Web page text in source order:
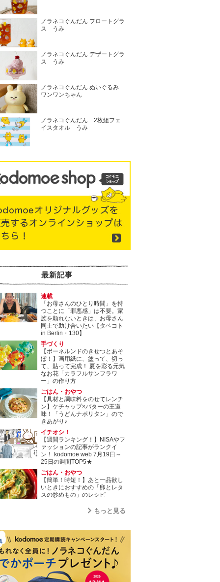
ノラネコぐんだん フロートグラ
ス うみ
ノラネコぐんだん デザートグラ
ス うみ
ノラネコぐんだん ぬいぐるみ
ワンワンちゃん
ノラネコぐんだん 2枚組フェ
イスタオル うみ
最新記事
連載
「お母さんのひとり時間」を持
つことに「罪悪感」は不要。家
族を頼れないときは、お母さん
同士で助け合いたい【タベコト
in Berlin・130】
手づくり
【ボーネルンドのきせつとあそ
ぼ！】画用紙に、塗って、切っ
て、貼って完成！ 夏を彩る元気
なお花「カラフルサンフラワ
ー」の作り方
ごはん・おやつ
【具材と調味料をのせてレンチ
ン】ケチャップ×バターの王道
味！「うどんナポリタン」ので
きあがり♪
イチオシ！
【週間ランキング！】NISAやフ
ァッションの記事がランクイ
ン！ kodomoe web 7月19日～
25日の週間TOP5★
ごはん・おやつ
【簡単！時短！】あと一品欲し
いときにおすすめの「卵とレタ
スの炒めもの」のレシピ
もっと見る